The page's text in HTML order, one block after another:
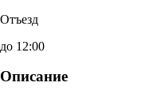
Отъезд
до 12:00
Описание